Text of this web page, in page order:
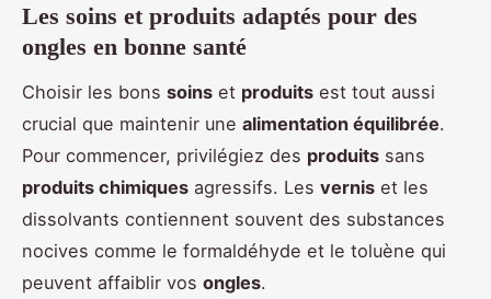
Les soins et produits adaptés pour des
ongles en bonne santé
Choisir les bons soins et produits est tout aussi
crucial que maintenir une alimentation équilibrée.
Pour commencer, privilégiez des produits sans
produits chimiques agressifs. Les vernis et les
dissolvants contiennent souvent des substances
nocives comme le formaldéhyde et le toluène qui
peuvent affaiblir vos ongles.